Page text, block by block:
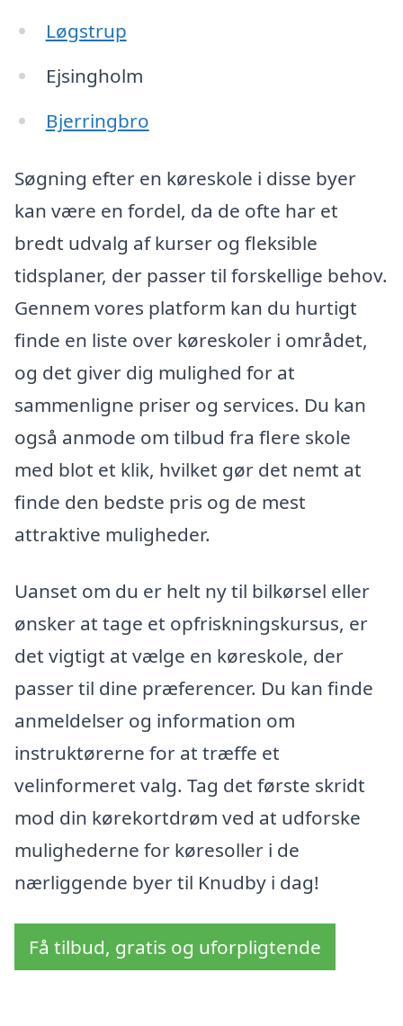
Løgstrup
Ejsingholm
Bjerringbro
Søgning efter en køreskole i disse byer
kan være en fordel, da de ofte har et
bredt udvalg af kurser og fleksible
tidsplaner, der passer til forskellige behov.
Gennem vores platform kan du hurtigt
finde en liste over køreskoler i området,
og det giver dig mulighed for at
sammenligne priser og services. Du kan
også anmode om tilbud fra flere skole
med blot et klik, hvilket gør det nemt at
finde den bedste pris og de mest
attraktive muligheder.
Uanset om du er helt ny til bilkørsel eller
ønsker at tage et opfriskningskursus, er
det vigtigt at vælge en køreskole, der
passer til dine præferencer. Du kan finde
anmeldelser og information om
instruktørerne for at træffe et
velinformeret valg. Tag det første skridt
mod din kørekortdrøm ved at udforske
mulighederne for køresoller i de
nærliggende byer til Knudby i dag!
Få tilbud, gratis og uforpligtende